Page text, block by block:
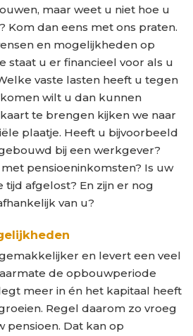
maar weet u niet hoe u
Kom dan eens met ons praten.
en mogelijkheden op
staat u er financieel voor als u
vaste lasten heeft u tegen
wilt u dan kunnen
te brengen kijken we naar
plaatje. Heeft u bijvoorbeeld
bij een werkgever?
pensioeninkomsten? Is uw
afgelost? En zijn er nog
van u?
en levert een veel
de opbouwperiode
meer in én het kapitaal heeft
Regel daarom zo vroeg
pensioen. Dat kan op